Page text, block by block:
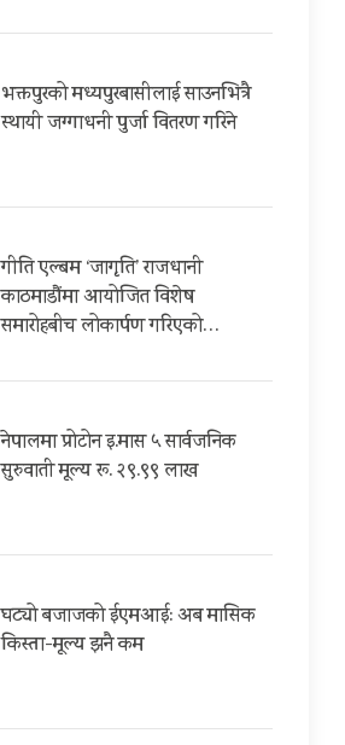
भक्तपुरको मध्यपुरबासीलाई साउनभित्रै
स्थायी जग्गाधनी पुर्जा वितरण गरिने
गीति एल्बम ‘जागृति’ राजधानी
काठमाडौंमा आयोजित विशेष
समारोहबीच लोकार्पण गरिएको…
नेपालमा प्रोटोन इ.मास ५ सार्वजनिक
सुरुवाती मूल्य रू. २९.९९ लाख
घट्यो बजाजको ईएमआई: अब मासिक
किस्ता-मूल्य झनै कम